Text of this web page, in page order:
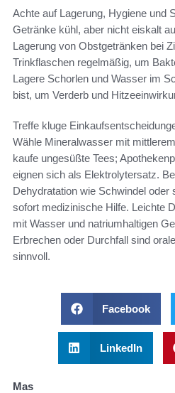
Achte auf Lagerung, Hygiene und
Getränke kühl, aber nicht eiskalt
Lagerung von Obstgetränken bei
Trinkflaschen regelmäßig, um
Lagere Schorlen und Wasser im
bist, um Verderb und
Treffe kluge
Wähle Mineralwasser mit
kaufe ungesüßte Tees;
eignen sich als Elektrolytersatz.
Dehydratation wie Schwindel
sofort medizinische Hilfe. Leichte
mit Wasser und natriumhaltigen
Erbrechen oder Durchfall sind
sinnvoll.
Facebook
LinkedIn
Mas